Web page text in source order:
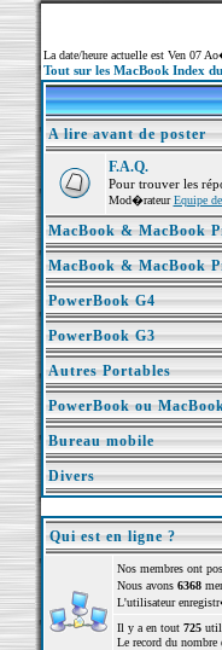
La date/heure actuelle est Ven 07
Tout sur les MacBook Index
A lire avant de poster
F.A.Q.
Pour trouver les
Mod�rateurEquipe
MacBook & MacBook
MacBook & MacBook
PowerBook G4
PowerBook G3
Autres Portables
PowerBook ou
Bureau mobile
Divers
Qui est en ligne ?
Nos membres ont
Nous avons 6368
L'utilisateur
Il y a en tout 725
Le record du